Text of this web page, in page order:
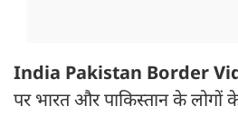
India Pakistan Border
पर भारत और पाकिस्तान के लोगों